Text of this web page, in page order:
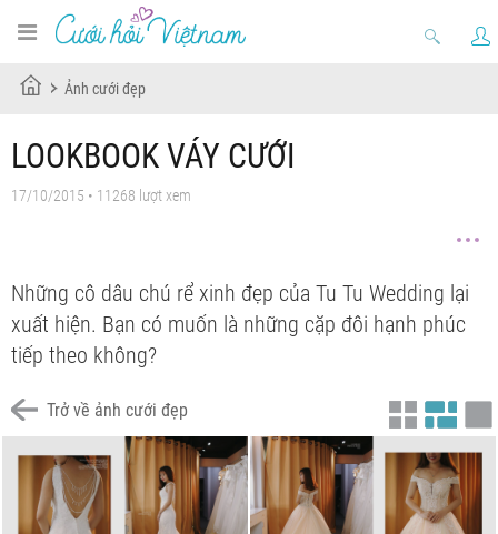
Ảnh cưới đẹp
LOOKBOOK VÁY CƯỚI
17/10/2015 • 11268 lượt xem
Những cô dâu chú rể xinh đẹp của Tu Tu Wedding lại
xuất hiện. Bạn có muốn là những cặp đôi hạnh phúc
tiếp theo không?
Trở về ảnh cưới đẹp